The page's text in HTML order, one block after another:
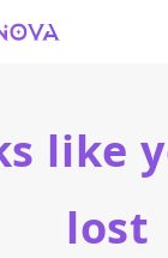
like
lost